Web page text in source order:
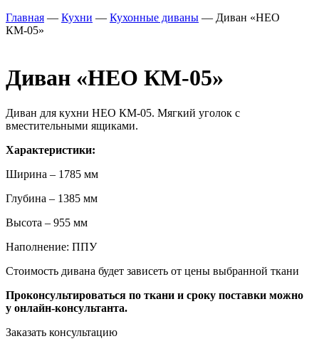
Главная — Кухни — Кухонные диваны — Диван «НЕО
КМ-05»
Диван «НЕО КМ-05»
Диван для кухни НЕО КМ-05. Мягкий уголок с
вместительными ящиками.
Характеристики:
Ширина – 1785 мм
Глубина – 1385 мм
Высота – 955 мм
Наполнение: ППУ
Стоимость дивана будет зависеть от цены выбранной ткани
Проконсультироваться по ткани и сроку поставки можно
у онлайн-консультанта.
Заказать консультацию